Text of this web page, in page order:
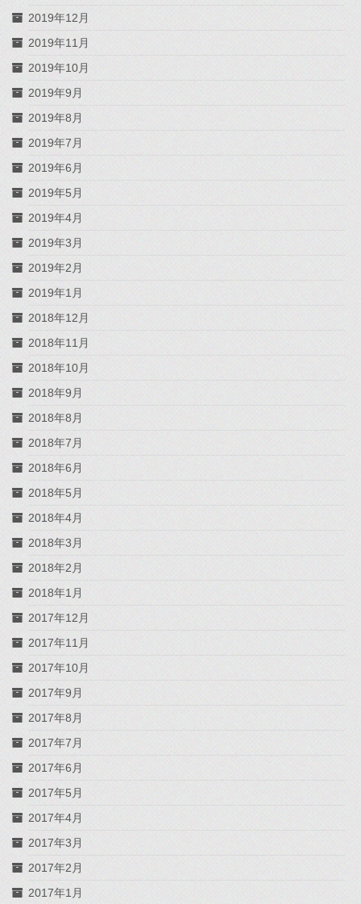
2019年12月
2019年11月
2019年10月
2019年9月
2019年8月
2019年7月
2019年6月
2019年5月
2019年4月
2019年3月
2019年2月
2019年1月
2018年12月
2018年11月
2018年10月
2018年9月
2018年8月
2018年7月
2018年6月
2018年5月
2018年4月
2018年3月
2018年2月
2018年1月
2017年12月
2017年11月
2017年10月
2017年9月
2017年8月
2017年7月
2017年6月
2017年5月
2017年4月
2017年3月
2017年2月
2017年1月